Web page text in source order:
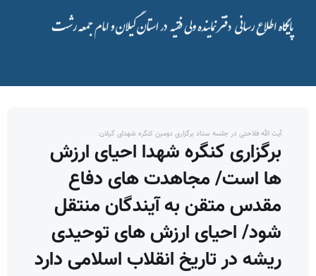
آیت الله فلاحتی در جلسه ستاد برگزاری دومین کنگره شهدای گیلان:
برگزاری کنگره شهدا احیای ارزش
ها است/ مجاهدت های دفاع
مقدس متقن به آیندگان منتقل
شود/ احیای ارزش های توحیدی
ریشه در تاریخ انقلاب اسلامی دارد